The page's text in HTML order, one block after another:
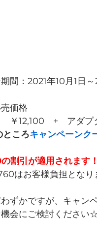
期間：2021年10月1日
価格
　￥12,100　+　アダ
ころキャンペーンク
割引が適用されます！
はお客様負担となり
ずかですが、キャン
会にご検討ください